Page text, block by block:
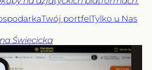
Twój portfelTylko u Nas
Święcicka